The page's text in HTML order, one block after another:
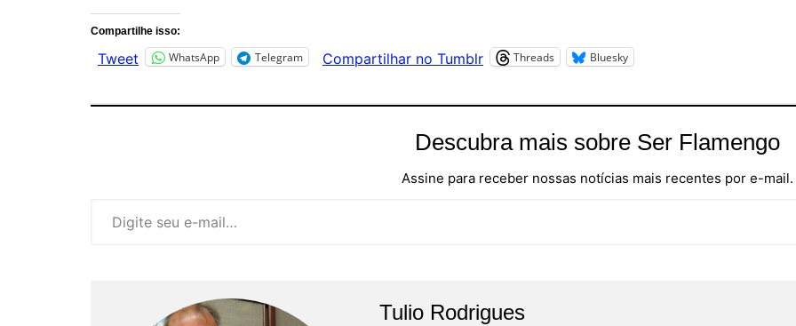
Compartilhe isso:
Tweet WhatsApp Telegram Compartilhar no Tumblr Threads Bluesky
Descubra mais sobre Ser Flamengo
Assine para receber nossas notícias mais recentes por e-mail.
Tulio Rodrigues